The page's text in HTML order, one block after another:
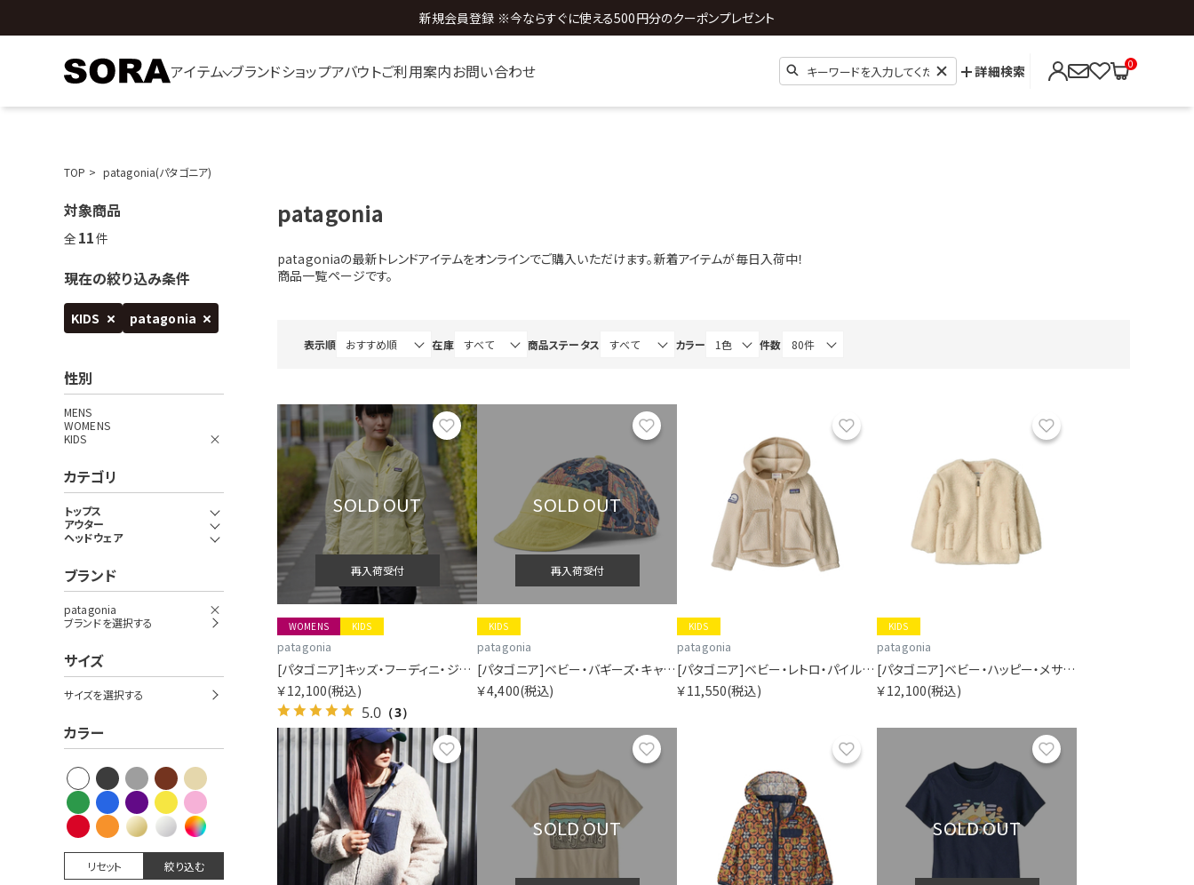
全国送料0円 ※3,980円以上のご購入時
新規会員登録 ※今ならすぐに使える500円分のクーポンプレゼント
アイテム ブランドショップアバウトご利用案内お問い合わせ 詳細検索 0
TOP patagonia(パタゴニア)
対象商品
全 11件
現在の絞り込み条件
KIDS patagonia
性別
MENS
WOMENS
KIDS
カテゴリ
トップス
アウター
ヘッドウェア
ブランド
patagonia
ブランドを選択する
サイズ
サイズを選択する
カラー
リセット 絞り込む
patagonia
patagoniaの最新トレンドアイテムをオンラインでご購入いただけます。新着アイテムが毎日入荷中！
商品一覧ページです。
表示順 在庫 商品ステータス カラー 件数
お気に入り
SOLD OUT
再入荷受付
WOMENS KIDS
patagonia
[パタゴニア]キッズ・フーディニ・ジャケット
￥12,100(税込)
5.0 （3）
SOLD OUT
再入荷受付
KIDS
patagonia
[パタゴニア]ベビー・バギーズ・キャップ
￥4,400(税込)
KIDS
patagonia
[パタゴニア]ベビー・レトロ・パイル・ジャケット
￥11,550(税込)
KIDS
patagonia
[パタゴニア]ベビー・ハッピー・メサ・カーディガン
￥12,100(税込)
お気に入り
SOLD OUT SOLD OUT